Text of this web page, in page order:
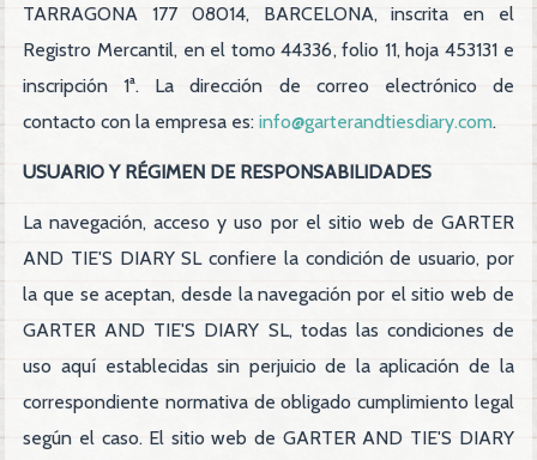
TARRAGONA 177 08014, BARCELONA, inscrita en el
Registro Mercantil, en el tomo 44336, folio 11, hoja 453131 e
inscripción 1ª. La dirección de correo electrónico de
contacto con la empresa es:info@garterandtiesdiary.com.
USUARIO Y RÉGIMEN DE RESPONSABILIDADES
La navegación, acceso y uso por el sitio web de GARTER
AND TIE'S DIARY SL confiere la condición de usuario, por
la que se aceptan, desde la navegación por el sitio web de
GARTER AND TIE'S DIARY SL, todas las condiciones de
uso aquí establecidas sin perjuicio de la aplicación de la
correspondiente normativa de obligado cumplimiento legal
según el caso. El sitio web de GARTER AND TIE'S DIARY